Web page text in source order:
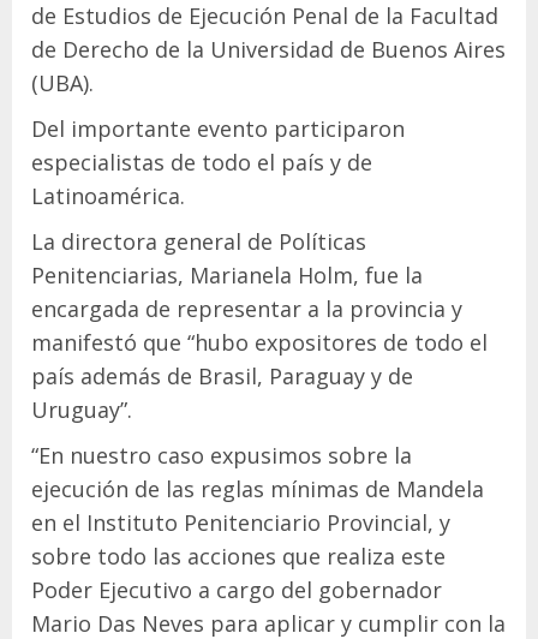
de Estudios de Ejecución Penal de la Facultad
de Derecho de la Universidad de Buenos Aires
(UBA).
Del importante evento participaron
especialistas de todo el país y de
Latinoamérica.
La directora general de Políticas
Penitenciarias, Marianela Holm, fue la
encargada de representar a la provincia y
manifestó que “hubo expositores de todo el
país además de Brasil, Paraguay y de
Uruguay”.
“En nuestro caso expusimos sobre la
ejecución de las reglas mínimas de Mandela
en el Instituto Penitenciario Provincial, y
sobre todo las acciones que realiza este
Poder Ejecutivo a cargo del gobernador
Mario Das Neves para aplicar y cumplir con la